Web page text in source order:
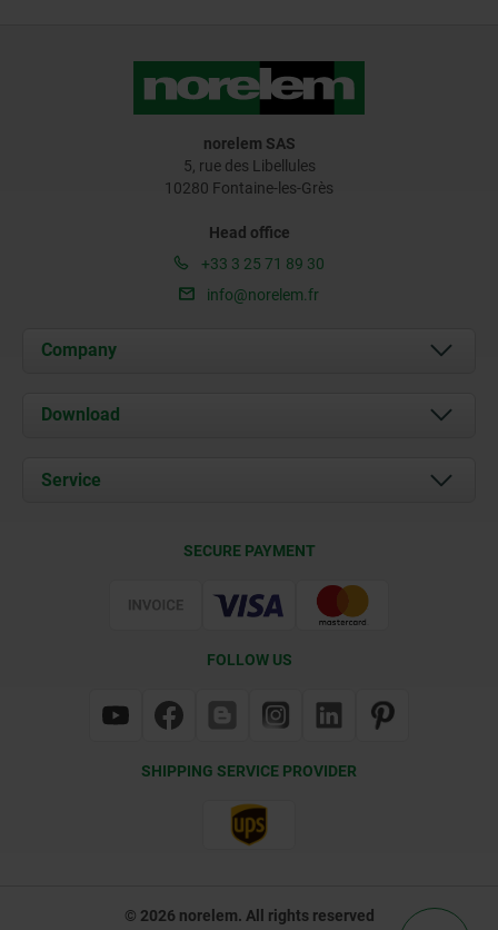
norelem SAS
5, rue des Libellules
10280 Fontaine-les-Grès
Head office
+33 3 25 71 89 30
info@norelem.fr
Company
About us
Contact
Download
Service
SECURE PAYMENT
FOLLOW US
SHIPPING SERVICE PROVIDER
© 2026 norelem. All rights reserved